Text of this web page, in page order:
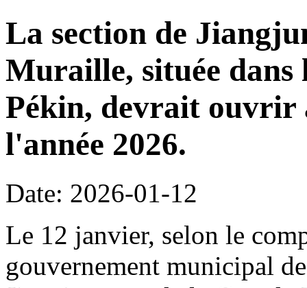
La section de
Muraille, située
Pékin, devrait ouvrir
l'année 2026.
Date: 2026-01-12
Le 12 janvier, selon le
gouvernement municipal